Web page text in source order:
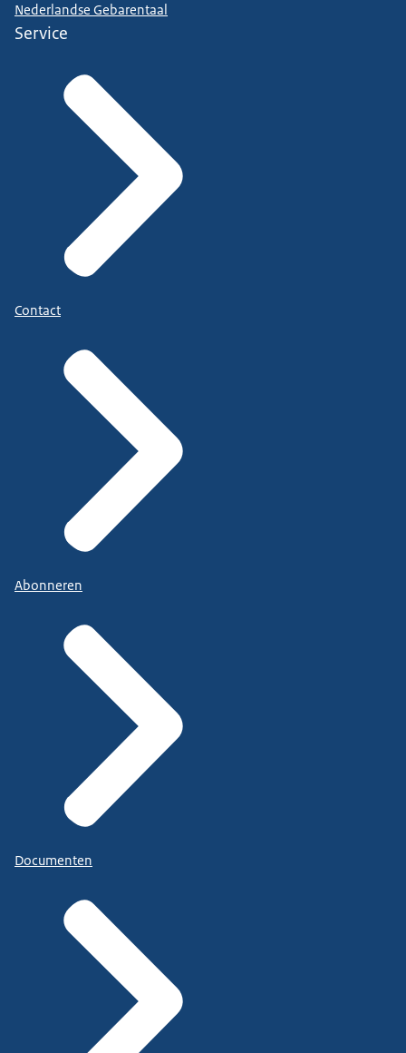
Nederlandse Gebarentaal
Service
Contact
Abonneren
Documenten